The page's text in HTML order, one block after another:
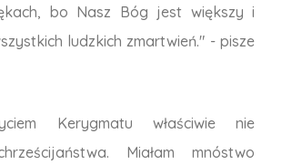
bo Nasz Bóg jest większy i
ludzkich zmartwień." - pisze
Kerygmatu właściwie nie
Miałam mnóstwo